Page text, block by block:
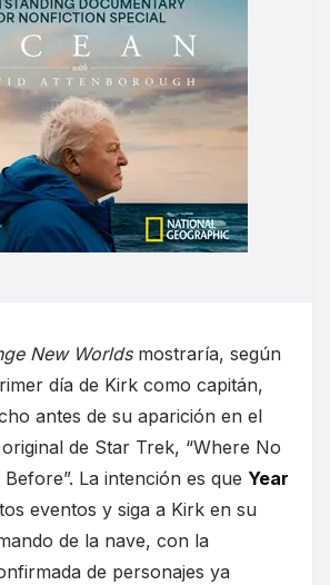
New Worldsmostraría, según
día de Kirk como capitán,
antes de su aparición en el
de Star Trek, “Where No
La intención es que Year
eventos y siga a Kirk en su
de la nave, con la
de personajes ya